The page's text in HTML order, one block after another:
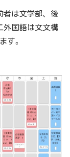
者は文学部、後
外国語は文文構
す。